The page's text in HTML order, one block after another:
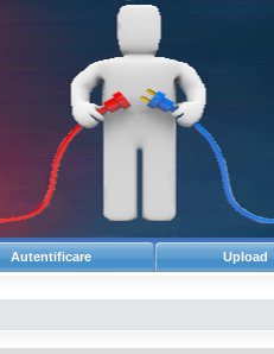
Autentificare Upload